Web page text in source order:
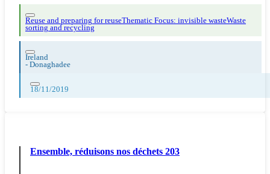
Reuse and preparing for reuseThematic Focus: invisible wasteWaste
sorting and recycling
Ireland
- Donaghadee
18/11/2019
Ensemble, réduisons nos déchets 203